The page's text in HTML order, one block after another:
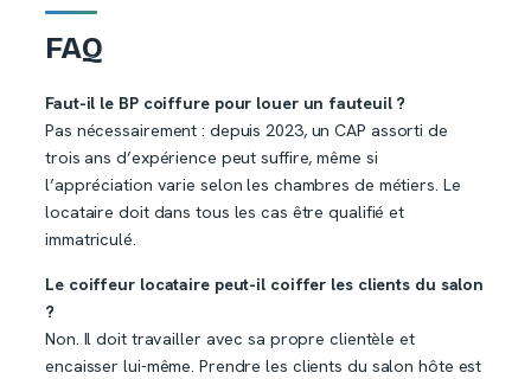
FAQ
Faut-il le BP coiffure pour louer un fauteuil ?
Pas nécessairement : depuis 2023, un CAP assorti de
trois ans d’expérience peut suffire, même si
l’appréciation varie selon les chambres de métiers. Le
locataire doit dans tous les cas être qualifié et
immatriculé.
Le coiffeur locataire peut-il coiffer les clients du salon
?
Non. Il doit travailler avec sa propre clientèle et
encaisser lui-même. Prendre les clients du salon hôte est